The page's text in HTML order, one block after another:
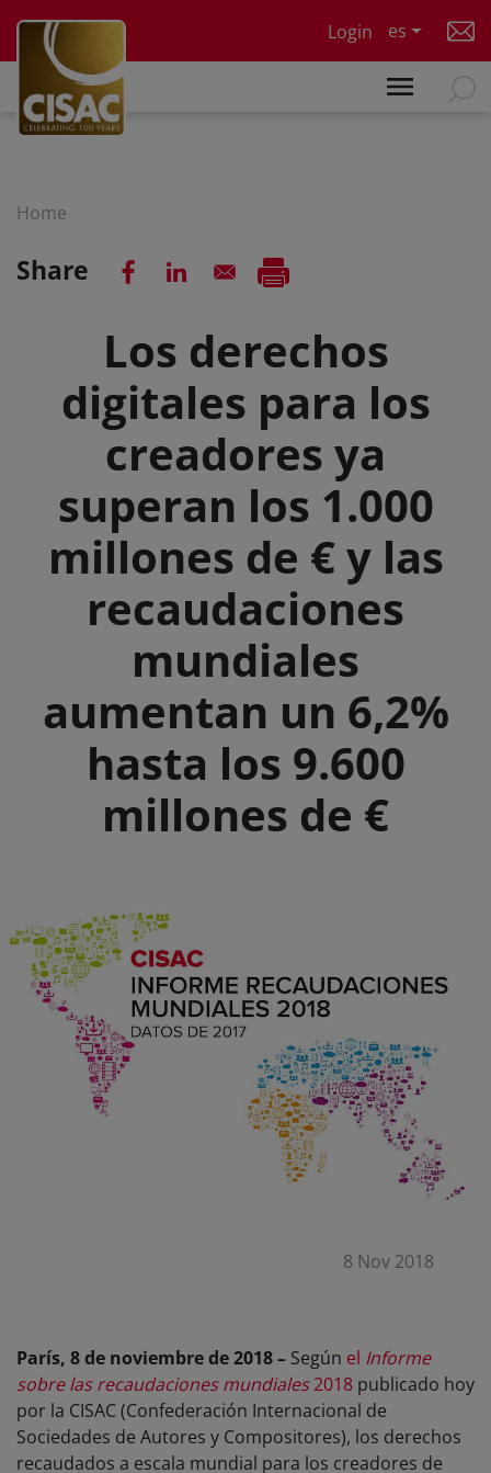
Login
es
Home
Share
Los derechos
digitales para los
creadores ya
superan los 1.000
millones de € y las
recaudaciones
mundiales
aumentan un 6,2%
hasta los 9.600
millones de €
8 Nov 2018
París, 8 de noviembre de 2018 – Según el Informe
sobre las recaudaciones mundiales2018 publicado hoy
por la CISAC (Confederación Internacional de
Sociedades de Autores y Compositores), los derechos
recaudados a escala mundial para los creadores de